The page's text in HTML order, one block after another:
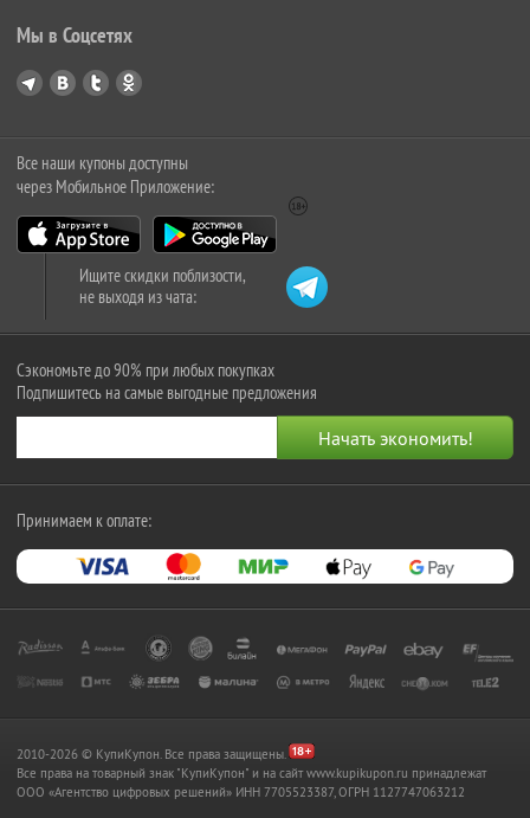
Мы в Соцсетях
Все наши купоны доступны
через Мобильное Приложение:
Ищите скидки поблизости,
не выходя из чата:
Сэкономьте до 90% при любых покупках
Подпишитесь на самые выгодные предложения
Принимаем к оплате:
2010-2026 © КупиКупон. Все права защищены.
Все права на товарный знак "КупиКупон" и на сайт www.kupikupon.ru принадлежат
OOO «Агентство цифровых решений» ИНН 7705523387, ОГРН 1127747063212